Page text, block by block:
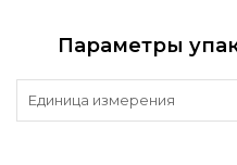
Параметры
Единица измерения